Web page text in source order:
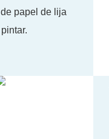
papel de lija